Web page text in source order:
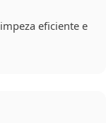
eficiente e